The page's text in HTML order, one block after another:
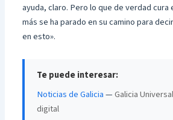
ayuda, claro. Pero lo que de verdad cura
más se ha parado en su camino para
en esto».
Te puede interesar:
Noticias de Galicia—Galicia
digital